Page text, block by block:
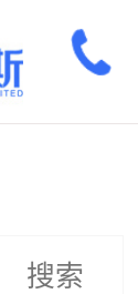
搜索